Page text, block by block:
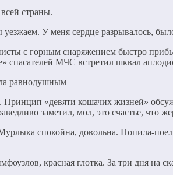
страны.
У меня сердце разрывалось,
с горным снаряжением быстро
спасателей МЧС встретил шквал
«девяти кошачих жизней»
заметил, мол, это счастье, что
спокойна, довольна. Попила-
красная глотка. За три дня на